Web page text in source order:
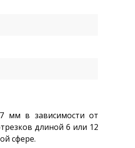
мм в зависимости от
длиной 6 или 12
сфере.